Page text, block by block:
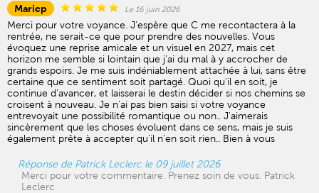
Mariep Le 16 juin 2026
Merci pour votre voyance. J'espère que C me recontactera à la
rentrée, ne serait-ce que pour prendre des nouvelles. Vous
évoquez une reprise amicale et un visuel en 2027, mais cet
horizon me semble si lointain que j'ai du mal à y accrocher de
grands espoirs. Je me suis indéniablement attachée à lui, sans être
certaine que ce sentiment soit partagé. Quoi qu'il en soit, je
continue d'avancer, et laisserai le destin décider si nos chemins se
croisent à nouveau. Je n'ai pas bien saisi si votre voyance
entrevoyait une possibilité romantique ou non.. J'aimerais
sincèrement que les choses évoluent dans ce sens, mais je suis
également prête à accepter qu'il n'en soit rien.. Bien à vous
Réponse de Patrick Leclerc le 09 juillet 2026
Merci pour votre commentaire. Prenez soin de vous. Patrick
Leclerc